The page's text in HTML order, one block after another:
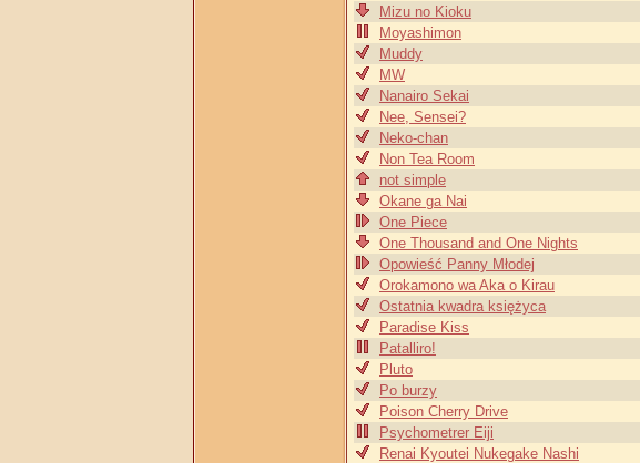
Mizu no Kioku
Moyashimon
Muddy
MW
Nanairo Sekai
Nee, Sensei?
Neko-chan
Non Tea Room
not simple
Okane ga Nai
One Piece
One Thousand and One Nights
Opowieść Panny Młodej
Orokamono wa Aka o Kirau
Ostatnia kwadra księżyca
Paradise Kiss
Patalliro!
Pluto
Po burzy
Poison Cherry Drive
Psychometrer Eiji
Renai Kyoutei Nukegake Nashi